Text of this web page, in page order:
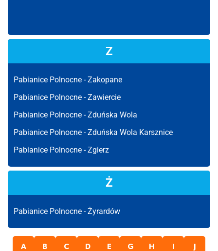
Z
Pabianice Polnocne -Zakopane
Pabianice Polnocne -Zawiercie
Pabianice Polnocne -Zduńska Wola
Pabianice Polnocne -Zduńska Wola Karsznice
Pabianice Polnocne -Zgierz
Ż
Pabianice Polnocne -Żyrardów
A B C D E G H